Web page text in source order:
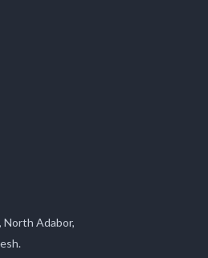
North Adabor,